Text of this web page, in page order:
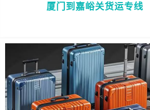
厦门到嘉峪关货运专线